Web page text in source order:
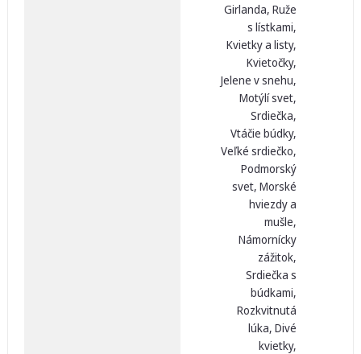
Girlanda, Ruže
s lístkami,
Kvietky a listy,
Kvietočky,
Jelene v snehu,
Motýlí svet,
Srdiečka,
Vtáčie búdky,
Veľké srdiečko,
Podmorský
svet, Morské
hviezdy a
mušle,
Námornícky
zážitok,
Srdiečka s
búdkami,
Rozkvitnutá
lúka, Divé
kvietky,